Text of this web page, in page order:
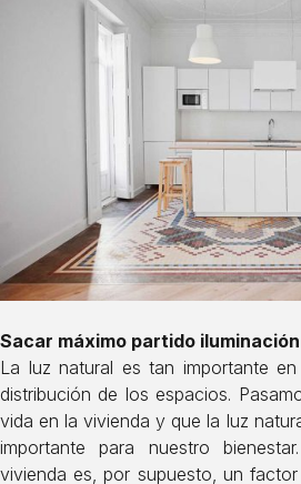
Sacar máximo partido
La luz natural es tan importante
distribución de los espacios.
vida en la vivienda y que la luz
importante para nuestro
vivienda es, por supuesto, un